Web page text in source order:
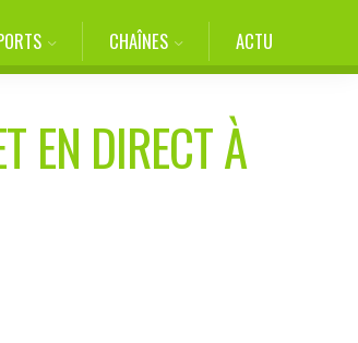
CHAÎNES ACTU
EN DIRECT À